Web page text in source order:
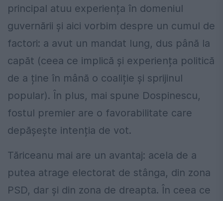
principal atuu experiența în domeniul
guvernării și aici vorbim despre un cumul de
factori: a avut un mandat lung, dus până la
capăt (ceea ce implică și experiența politică
de a ține în mână o coaliție și sprijinul
popular). În plus, mai spune Dospinescu,
fostul premier are o favorabilitate care
depășește intenția de vot.
Tăriceanu mai are un avantaj: acela de a
putea atrage electorat de stânga, din zona
PSD, dar și din zona de dreapta. În ceea ce